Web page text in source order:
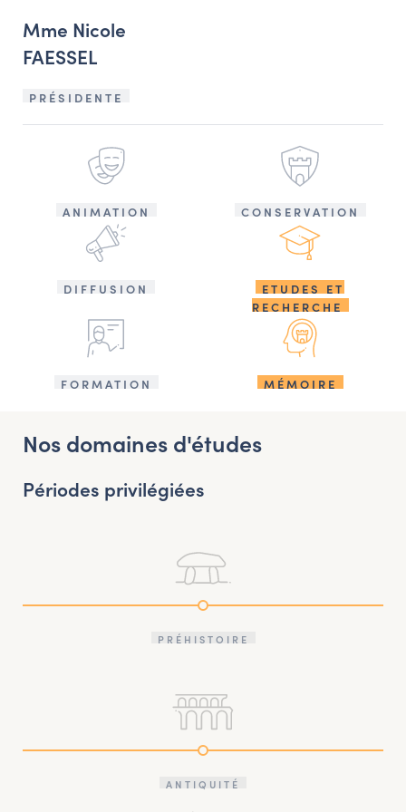
Mme Nicole
FAESSEL
PRÉSIDENTE
ANIMATION CONSERVATION
DIFFUSION
ETUDES ET
RECHERCHE
FORMATION MÉMOIRE
Nos domaines d'études
Périodes privilégiées
PRÉHISTOIRE
ANTIQUITÉ